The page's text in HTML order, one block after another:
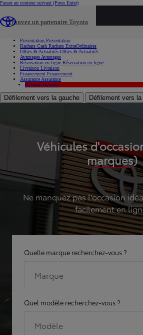
Passer au contenu suivant (Press Enter)
Trouvez un partenaire Toyota
Présentation Présentation
Rachats Cash Rachats ExtraOrdinaires
Offres & Actualités Offres & Actualités
Avantages Avantages
Réservation en ligne Réservation en ligne
Livraison Livraison
Financement Financement
Assurance Assurance
Hybride Hybride
Défilement vers la gauche Défilement vers
Véhicules
marques)
Ne manquez pas l'occasion
facilement en
Quelle marque recherchez-vous ?
Marque
Quel modèle recherchez-vous ?
Modèle